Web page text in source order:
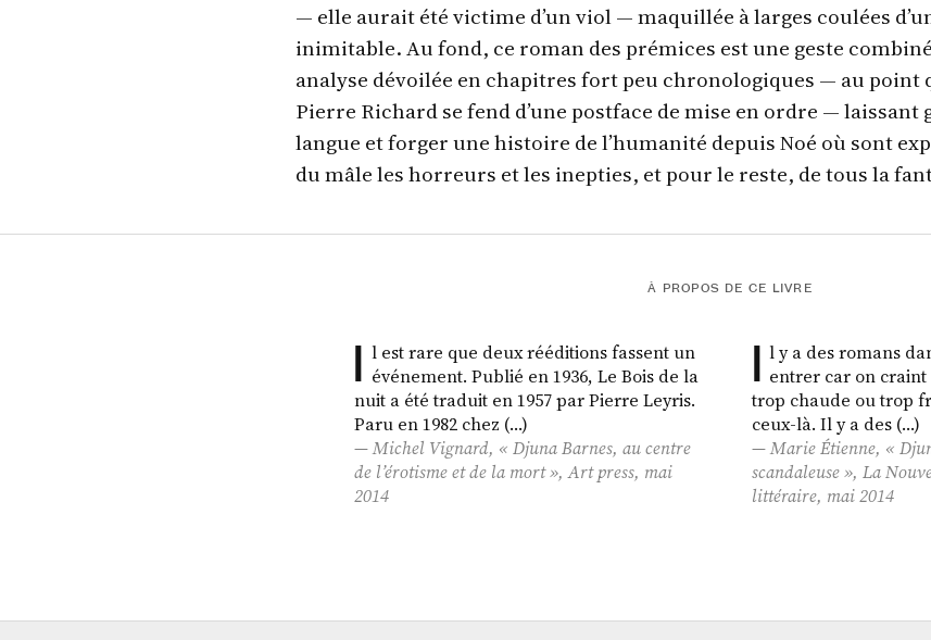
— elle aurait été victime d’un viol — maquillée à larges coulées
inimitable. Au fond, ce roman des prémices est une geste
analyse dévoilée en chapitres fort peu chronologiques — au point
Pierre Richard se fend d’une postface de mise en ordre — laissant
langue et forger une histoire de l’humanité depuis Noé où sont
du mâle les horreurs et les inepties, et pour le reste, de tous la
À PROPOS DE CE LIVRE
I l est rare que deux rééditions fassent un
événement. Publié en 1936, Le Bois de la
nuit a été traduit en 1957 par Pierre Leyris.
Paru en 1982 chez (…)
Michel Vignard, « Djuna Barnes, au centre
de l’érotisme et de la mort »,Art press, mai
2014
I l y a des romans
entrer car on
trop chaude ou trop
ceux-là. Il y a des (…)
Marie Étienne, «
scandaleuse », La
littéraire, mai 2014